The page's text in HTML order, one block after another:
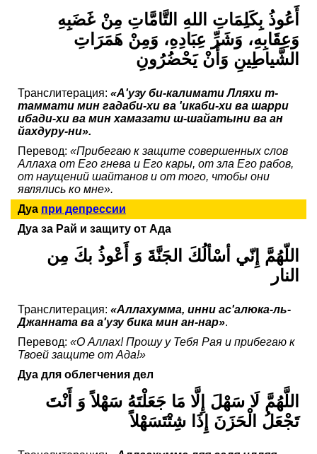
أَعُوذُ بِكَلِمَاتِ اللهِ التَّامَّاتِ مِنْ غَضَبِهِ
وَعِقَابِهِ، وَشَرِّ عِبَادِهِ، وَمِنْ هَمَرَاتِ
الشَّياطِينِ وَأَنْ يَحْضُرُونِ
Транслитерация: «А'узу би-калимати Лляхи т-
таммати мин гадаби-хи ва 'икаби-хи ва шарри
ибади-хи ва мин хамазати ш-шайатыни ва ан
йахдуру-ни».
Перевод: «Прибегаю к защите совершенных слов
Аллаха от Его гнева и Его кары, от зла Его рабов,
от наущений шайтанов и от того, чтобы они
являлись ко мне».
Дуа при депрессии
Дуа за Рай и защиту от Ада
اللّهُمَّ إِنّي أسْألُكَ الجَنَّةَ وَ أَعْوذُ بكَ مِن
النار
Транслитерация: «Аллахумма, инни ас'алюка-ль-
Джанната ва а'узу бика мин ан-нар».
Перевод: «О Аллах! Прошу у Тебя Рая и прибегаю к
Твоей защите от Ада!»
Дуа для облегчения дел
اللَّهُمَّ لَا سَهْلَ إِلَّا مَا جَعَلْتَهُ سَهْلاً وَ أَنْتَ
تَجْعَلُ الْحَزَنَ إِذَا شِتْتَسَهْلاً